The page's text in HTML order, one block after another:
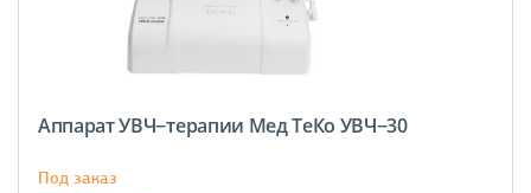
Аппарат УВЧ−терапии Мед ТеКо УВЧ−30
Под заказ